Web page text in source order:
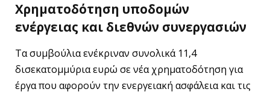
Χρηματοδότηση υποδομών
ενέργειας και διεθνών συνεργασιών
Τα συμβούλια ενέκριναν συνολικά 11,4
δισεκατομμύρια ευρώ σε νέα χρηματοδότηση για
έργα που αφορούν την ενεργειακή ασφάλεια και τις